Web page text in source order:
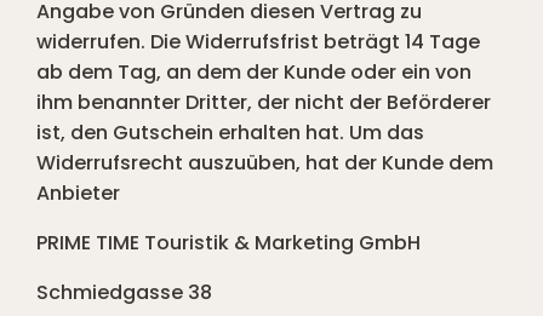
Angabe von Gründen diesen Vertrag zu
widerrufen. Die Widerrufsfrist beträgt 14 Tage
ab dem Tag, an dem der Kunde oder ein von
ihm benannter Dritter, der nicht der Beförderer
ist, den Gutschein erhalten hat. Um das
Widerrufsrecht auszuüben, hat der Kunde dem
Anbieter
PRIME TIME Touristik & Marketing GmbH
Schmiedgasse 38